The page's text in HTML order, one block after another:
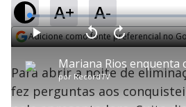
A+ A-
Adicione como fonte preferencial no
P
por RecordTV
P V
t
a
r
0
A
n
1
L
o
a
d
e
4
.
7
4
%
Para abrir a noite de
fez perguntas aos